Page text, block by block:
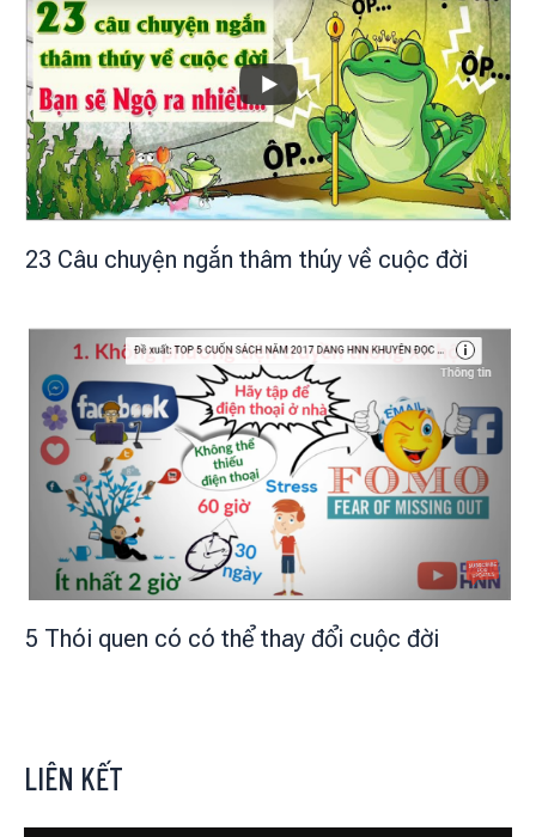
23 Câu chuyện ngắn thâm thúy về cuộc đời
5 Thói quen có có thể thay đổi cuộc đời
LIÊN KẾT